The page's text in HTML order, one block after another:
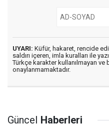
UYARI: Küfür, hakaret, rencide
saldırı içeren, imla kuralları ile
Türkçe karakter kullanılmayan ve
onaylanmamaktadır.
Güncel Haberleri